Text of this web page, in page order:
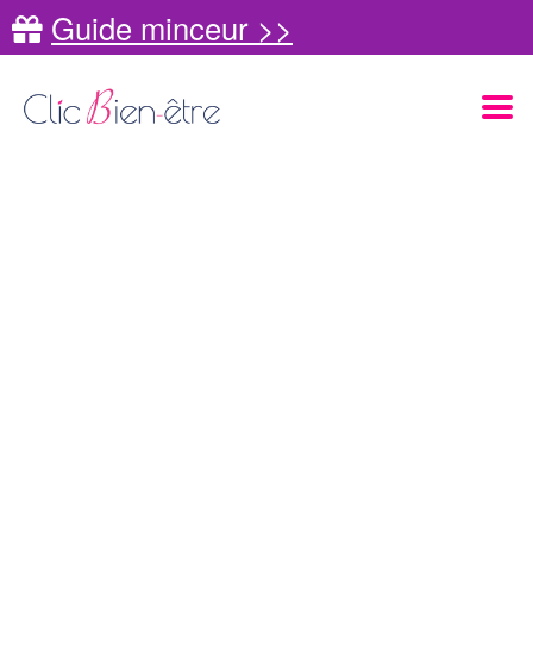
Guide minceur >>